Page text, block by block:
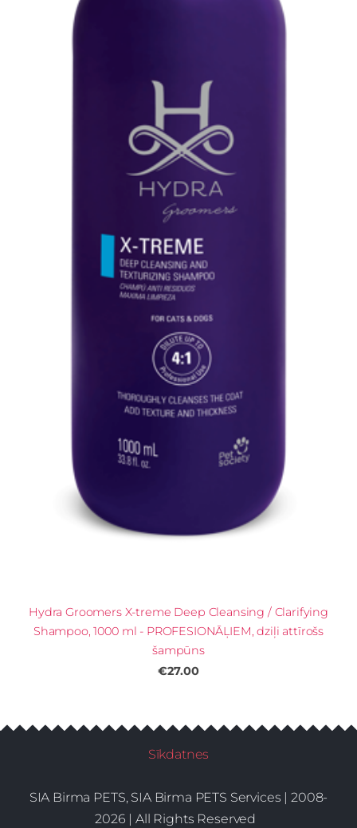
Hydra Groomers X-treme Deep Cleansing / Clarifying
Shampoo, 1000 ml - PROFESIONĀĻIEM, dziļi attīrošs
šampūns
€27.00
Sīkdatnes
SIA Birma PETS, SIA Birma PETS Services | 2008-
2026 | All Rights Reserved